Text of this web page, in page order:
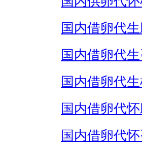
国内借卵代
国内借卵代
国内借卵代
国内借卵代
国内借卵代